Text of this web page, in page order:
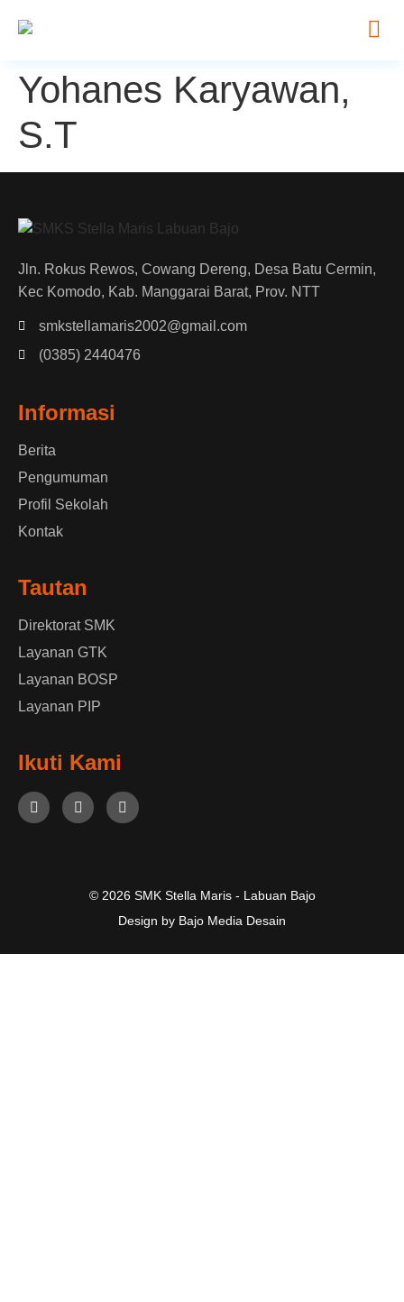
Yohanes Karyawan,
S.T
Jln. Rokus Rewos, Cowang Dereng, Desa Batu Cermin,
Kec Komodo, Kab. Manggarai Barat, Prov. NTT
smkstellamaris2002@gmail.com
(0385) 2440476
Informasi
Berita
Pengumuman
Profil Sekolah
Kontak
Tautan
Direktorat SMK
Layanan GTK
Layanan BOSP
Layanan PIP
Ikuti Kami
© 2026 SMK Stella Maris - Labuan Bajo
Design by Bajo Media Desain